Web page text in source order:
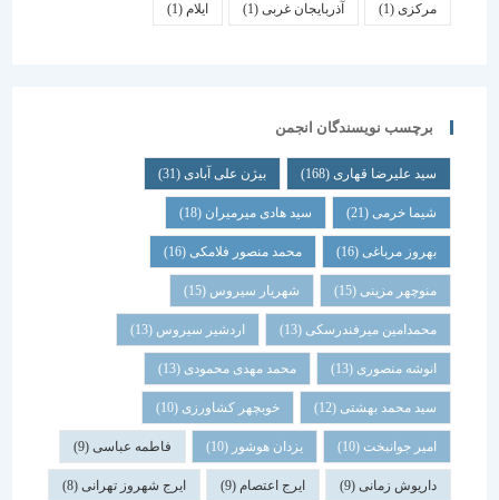
(1) آذربایجان غربی(1) ایلام
برچسب نویسندگان انجمن
سید علیرضا قهاری(168) بیژن علی آبادی(31)
شیما خرمی(21) سید هادی میرمیران(18)
بهروز مرباغی (16) محمد منصور فلامکی (16)
منوچهر مزینی(15) شهریار سیروس(15)
محمدامین میرفندرسکی(13) اردشیر سیروس(13)
انوشه منصوری(13) محمد مهدی محمودی(13)
سید محمد بهشتی(12) خوبچهر کشاورزی(10)
امیر جوانبخت(10) یزدان هوشور(10) فاطمه عباسی(9)
داریوش زمانی(9) ایرج اعتصام(9) ایرج شهروز تهرانی(8)